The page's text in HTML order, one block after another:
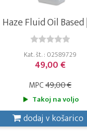
Fluid Oil Based
Kat. št. : 02589729
49,00 €
MPC49,00 €
Takoj na voljo
dodaj v košarico